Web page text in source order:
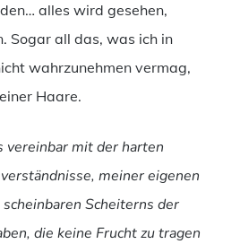
alles wird gesehen,
Sogar all das, was ich in
wahrzunehmen vermag,
Haare.
vereinbar mit der harten
meiner eigenen
Scheiterns der
die keine Frucht zu tragen